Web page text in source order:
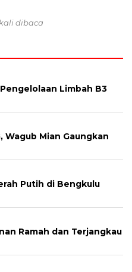
dibaca
Limbah B3
Mian Gaungkan
Putih di Bengkulu
Ramah dan Terjangkau